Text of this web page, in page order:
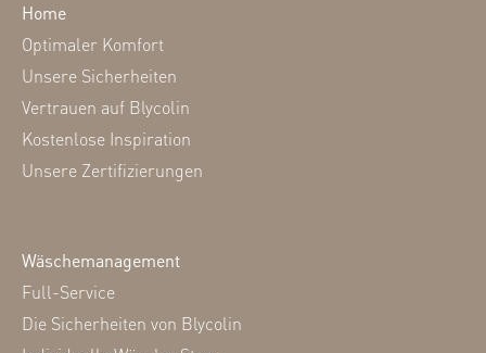
Home
Optimaler Komfort
Unsere Sicherheiten
Vertrauen auf Blycolin
Kostenlose Inspiration
Unsere Zertifizierungen
Wäschemanagement
Full-Service
Die Sicherheiten von Blycolin